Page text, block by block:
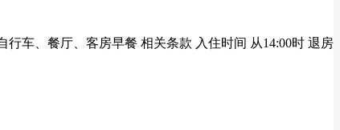
车、餐厅、客房早餐 相关条款 入住时间 从14:00时 退房